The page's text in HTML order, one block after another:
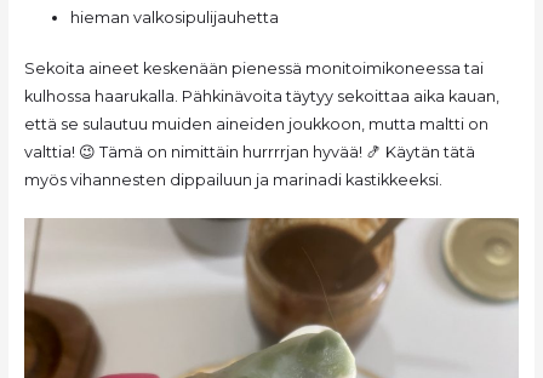
hieman valkosipulijauhetta
Sekoita aineet keskenään pienessä monitoimikoneessa tai
kulhossa haarukalla. Pähkinävoita täytyy sekoittaa aika kauan,
että se sulautuu muiden aineiden joukkoon, mutta maltti on
valttia! 😉 Tämä on nimittäin hurrrrjan hyvää! 🍤 Käytän tätä
myös vihannesten dippailuun ja marinadi kastikkeeksi.